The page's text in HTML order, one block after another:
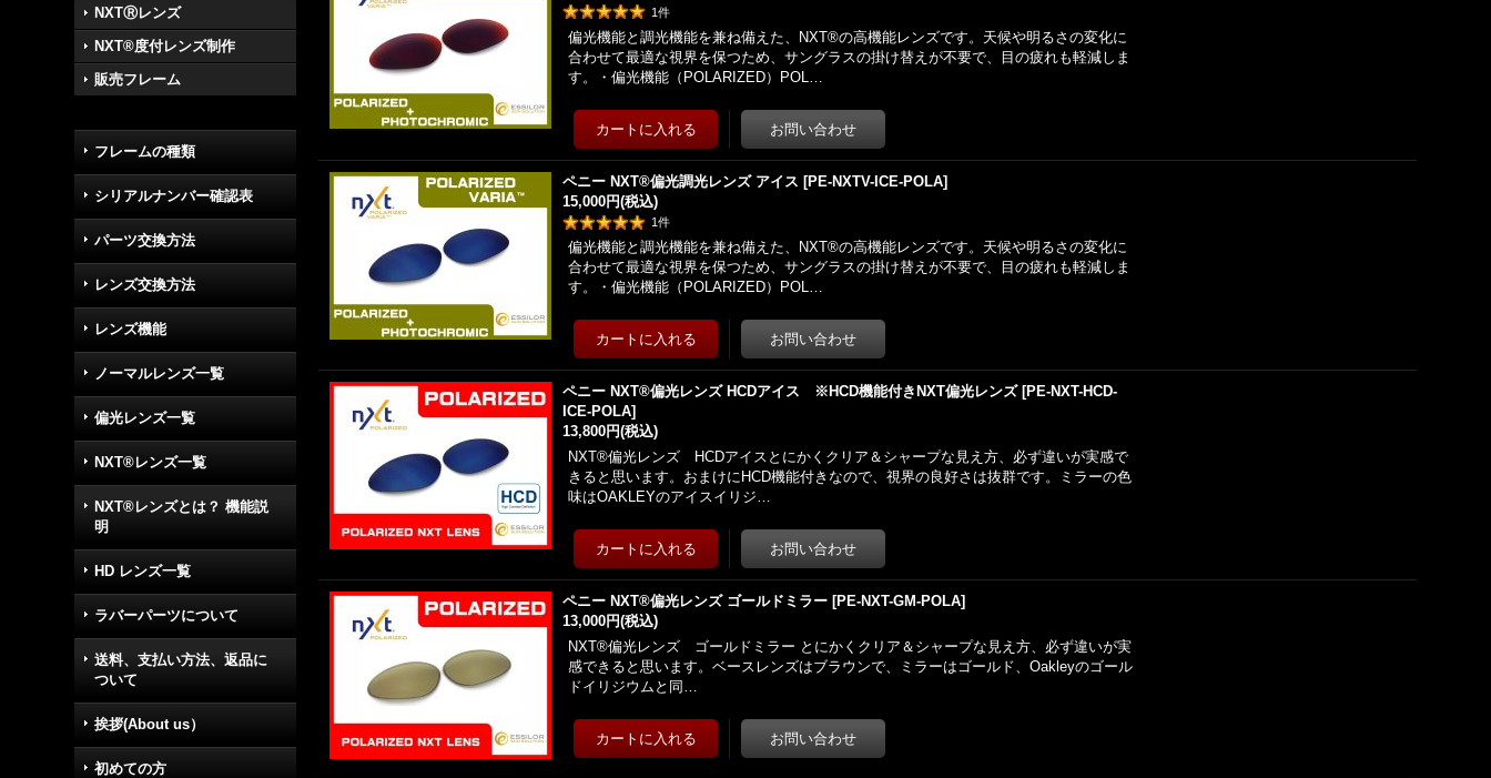
NXTⓇレンズ
NXT®度付レンズ制作
販売フレーム
フレームの種類
シリアルナンバー確認表
パーツ交換方法
レンズ交換方法
レンズ機能
ノーマルレンズ一覧
偏光レンズ一覧
NXT®レンズ一覧
NXT®レンズとは？ 機能説
明
HD レンズ一覧
ラバーパーツについて
送料、支払い方法、返品に
ついて
挨拶(About us）
初めての方
1件
偏光機能と調光機能を兼ね備えた、NXT®の高機能レンズです。天候や明るさの変化に
合わせて最適な視界を保つため、サングラスの掛け替えが不要で、目の疲れも軽減しま
す。・偏光機能（POLARIZED）POL…
ペニー NXT®偏光調光レンズ アイス [PE-NXTV-ICE-POLA]
15,000円(税込)
1件
偏光機能と調光機能を兼ね備えた、NXT®の高機能レンズです。天候や明るさの変化に
合わせて最適な視界を保つため、サングラスの掛け替えが不要で、目の疲れも軽減しま
す。・偏光機能（POLARIZED）POL…
ペニー NXT®偏光レンズ HCDアイス ※HCD機能付きNXT偏光レンズ [PE-NXT-HCD-
ICE-POLA]
13,800円(税込)
NXT®偏光レンズ HCDアイスとにかくクリア＆シャープな見え方、必ず違いが実感で
きると思います。おまけにHCD機能付きなので、視界の良好さは抜群です。ミラーの色
味はOAKLEYのアイスイリジ…
ペニー NXT®偏光レンズ ゴールドミラー [PE-NXT-GM-POLA]
13,000円(税込)
NXT®偏光レンズ ゴールドミラー とにかくクリア＆シャープな見え方、必ず違いが実
感できると思います。ベースレンズはブラウンで、ミラーはゴールド、Oakleyのゴール
ドイリジウムと同…